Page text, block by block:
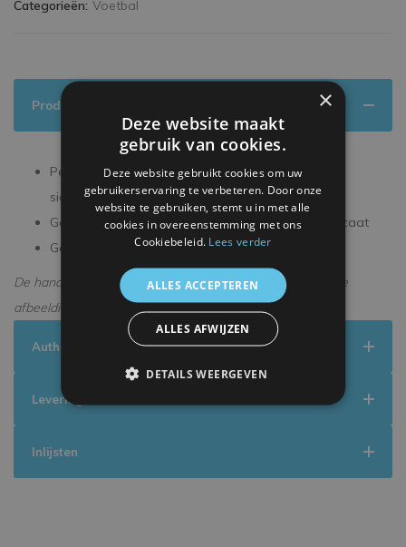
Categorieën: Voetbal
Productinformatie
Persoonlijk gesigneerd tijdens een exclusieve
signeersessie
Geleverd met een officieel ICONS echtheidscertificaat
Geleverd in een premium verpakking
De handtekening kan enigszins afwijken van de getoonde
afbeelding.
Authenticiteit
Levering
Inlijsten
×
Deze website maakt
gebruik van cookies.
Deze website gebruikt cookies om uw
gebruikerservaring te verbeteren. Door onze
website te gebruiken, stemt u in met alle
cookies in overeenstemming met ons
Cookiebeleid. Lees verder
ALLES ACCEPTEREN
ALLES AFWIJZEN
DETAILS WEERGEVEN